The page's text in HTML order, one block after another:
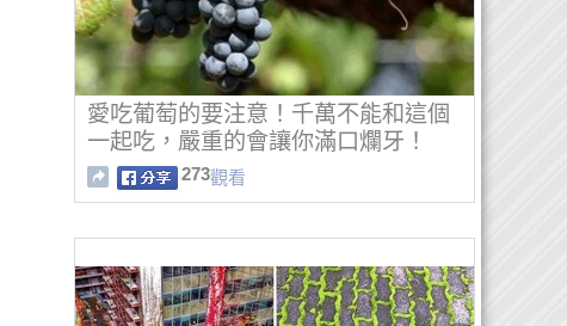
愛吃葡萄的要注意！千萬不能和這個
一起吃，嚴重的會讓你滿口爛牙！
273觀看